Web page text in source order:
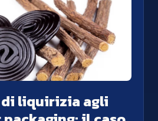
liquirizia agli